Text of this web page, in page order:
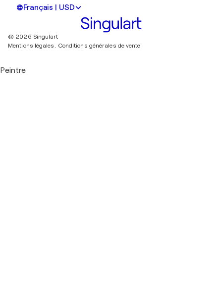
Français | USD
© 2026 Singulart
Mentions légales. Conditions générales de vente
Peintre